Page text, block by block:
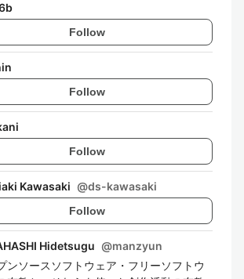
Follow
Follow
Follow
Kawasaki @ds-kawasaki
Follow
Hidetsugu @manzyun
ンソースソフトウェア・フリーソフトウ